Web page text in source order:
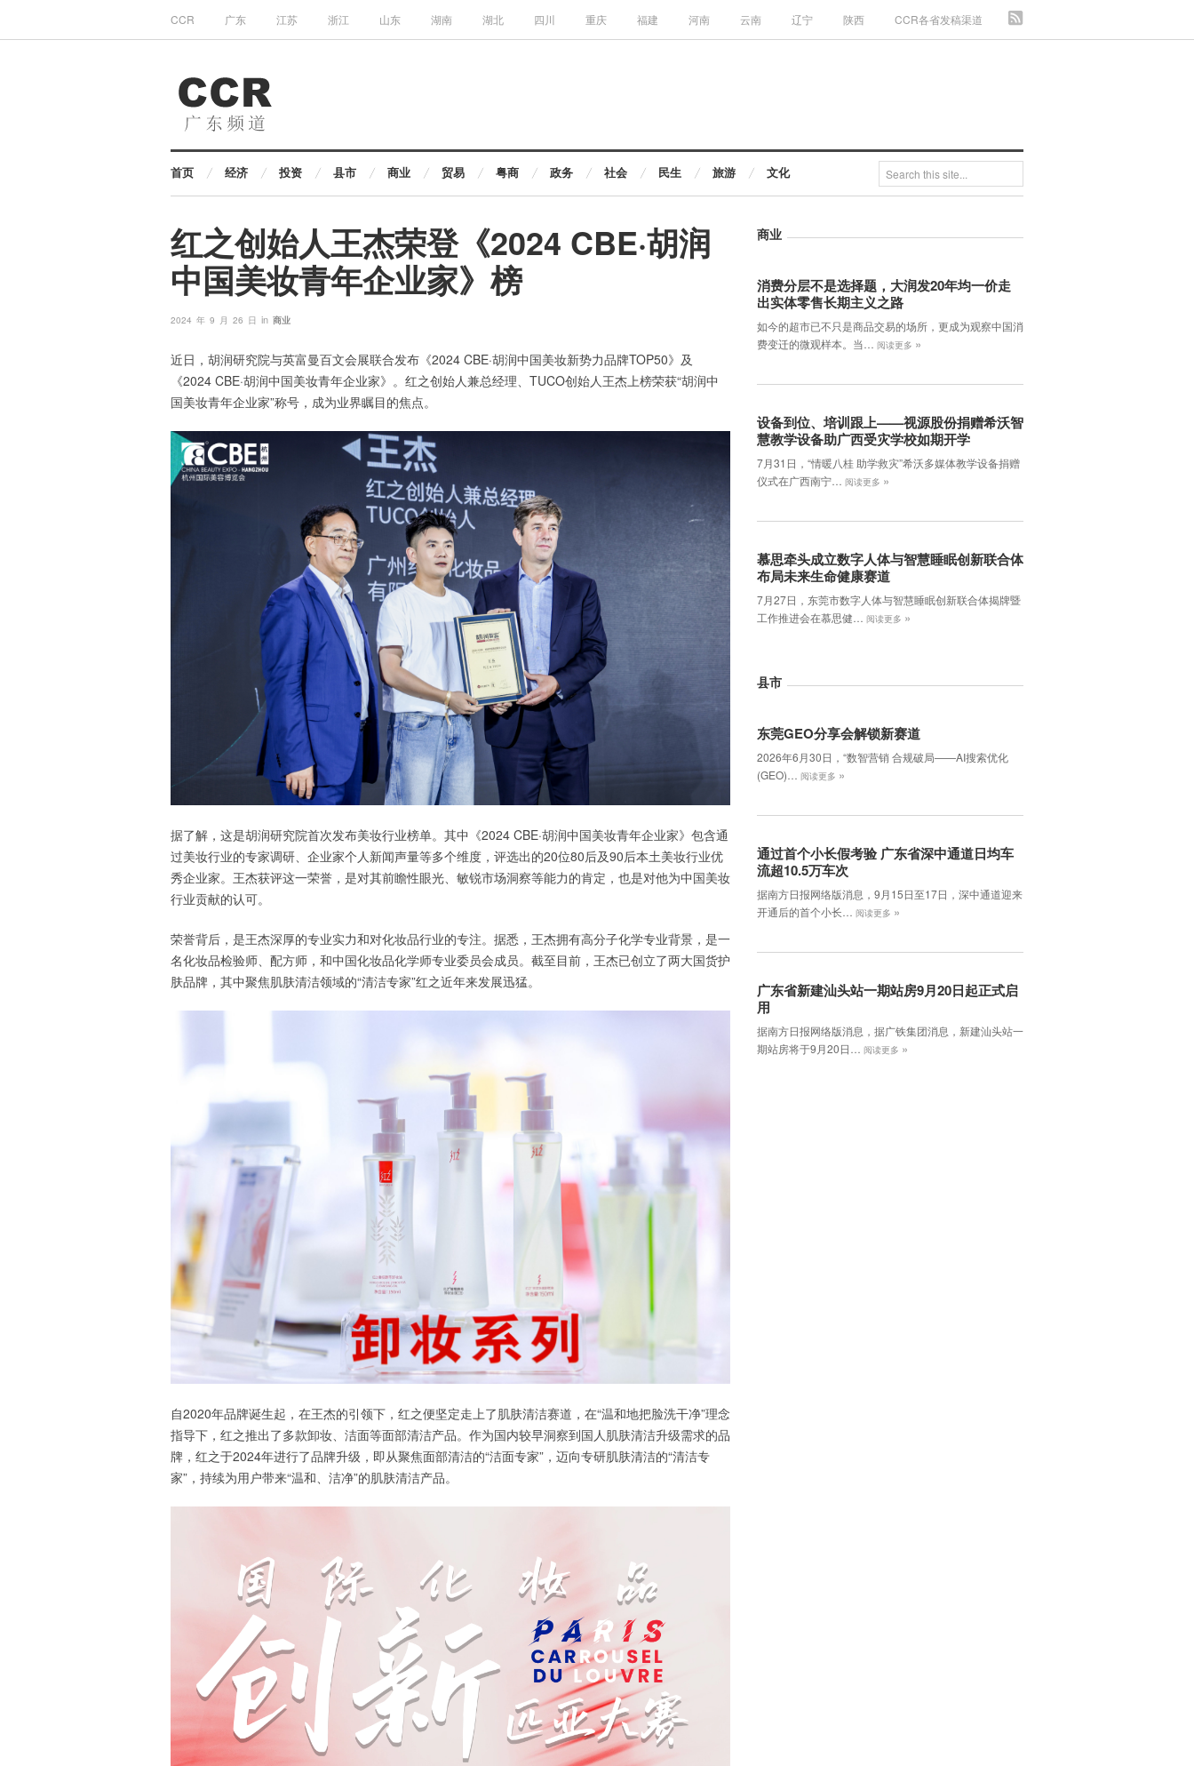
CCR 广东 江苏 浙江 山东 湖南 湖北 四川 重庆 福建 河南 云南 辽宁 陕西 CCR各省发稿渠道
首页 经济 投资 县市 商业 贸易 粤商 政务 社会 民生 旅游 文化
红之创始人王杰荣登《2024 CBE·胡润
中国美妆青年企业家》榜
2024 年 9 月 26 日 in 商业
近日，胡润研究院与英富曼百文会展联合发布《2024 CBE·胡润中国美妆新势力品牌TOP50》及
《2024 CBE·胡润中国美妆青年企业家》。红之创始人兼总经理、TUCO创始人王杰上榜荣获“胡润中
国美妆青年企业家”称号，成为业界瞩目的焦点。
据了解，这是胡润研究院首次发布美妆行业榜单。其中《2024 CBE·胡润中国美妆青年企业家》包含通
过美妆行业的专家调研、企业家个人新闻声量等多个维度，评选出的20位80后及90后本土美妆行业优
秀企业家。王杰获评这一荣誉，是对其前瞻性眼光、敏锐市场洞察等能力的肯定，也是对他为中国美妆
行业贡献的认可。
荣誉背后，是王杰深厚的专业实力和对化妆品行业的专注。据悉，王杰拥有高分子化学专业背景，是一
名化妆品检验师、配方师，和中国化妆品化学师专业委员会成员。截至目前，王杰已创立了两大国货护
肤品牌，其中聚焦肌肤清洁领域的“清洁专家”红之近年来发展迅猛。
自2020年品牌诞生起，在王杰的引领下，红之便坚定走上了肌肤清洁赛道，在“温和地把脸洗干净”理念
指导下，红之推出了多款卸妆、洁面等面部清洁产品。作为国内较早洞察到国人肌肤清洁升级需求的品
牌，红之于2024年进行了品牌升级，即从聚焦面部清洁的“洁面专家”，迈向专研肌肤清洁的“清洁专
家”，持续为用户带来“温和、洁净”的肌肤清洁产品。
商业
消费分层不是选择题，大润发20年均一价走
出实体零售长期主义之路
如今的超市已不只是商品交易的场所，更成为观察中国消
费变迁的微观样本。当…
阅读更多 »
设备到位、培训跟上——视源股份捐赠希沃智
慧教学设备助广西受灾学校如期开学
7月31日，“情暖八桂 助学救灾”希沃多媒体教学设备捐赠
仪式在广西南宁…
阅读更多 »
慕思牵头成立数字人体与智慧睡眠创新联合体
布局未来生命健康赛道
7月27日，东莞市数字人体与智慧睡眠创新联合体揭牌暨
工作推进会在慕思健…
阅读更多 »
县市
东莞GEO分享会解锁新赛道
2026年6月30日，‌“数智营销 合规破局——AI搜索优化
(GEO)…
阅读更多 »
通过首个小长假考验 广东省深中通道日均车
流超10.5万车次
据南方日报网络版消息，9月15日至17日，深中通道迎来
开通后的首个小长…
阅读更多 »
广东省新建汕头站一期站房9月20日起正式启
用
据南方日报网络版消息，据广铁集团消息，新建汕头站一
期站房将于9月20日…
阅读更多 »